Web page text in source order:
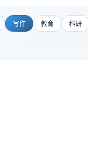
写作 教育 科研